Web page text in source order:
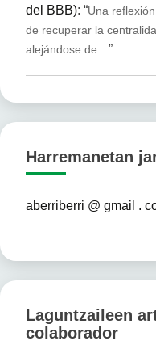
del BBB): “Una
de recuperar la
alejándose de… ”
Harremanetan
aberriberri @ gmail .
Laguntzaileen
colaborador